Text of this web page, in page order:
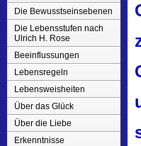
Die Bewusstseinsebenen
Die Lebensstufen nach
Ulrich H. Rose
Beeinflussungen
Lebensregeln
Lebensweisheiten
Über das Glück
Über die Liebe
Erkenntnisse